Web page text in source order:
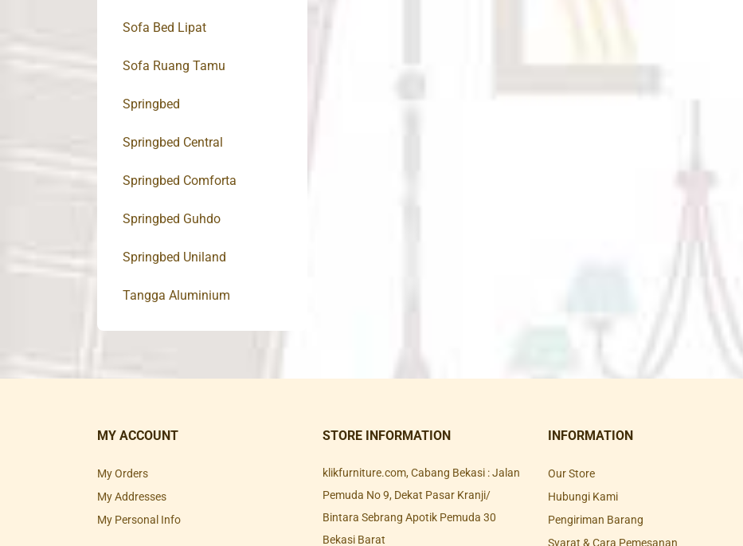
Sofa Bed Lipat
Sofa Ruang Tamu
Springbed
Springbed Central
Springbed Comforta
Springbed Guhdo
Springbed Uniland
Tangga Aluminium
MY ACCOUNT
My Orders
My Addresses
My Personal Info
STORE INFORMATION
klikfurniture.com, Cabang Bekasi : Jalan
Pemuda No 9, Dekat Pasar Kranji/
Bintara Sebrang Apotik Pemuda 30
Bekasi Barat
INFORMATION
Our Store
Hubungi Kami
Pengiriman Barang
Syarat & Cara Pemesanan